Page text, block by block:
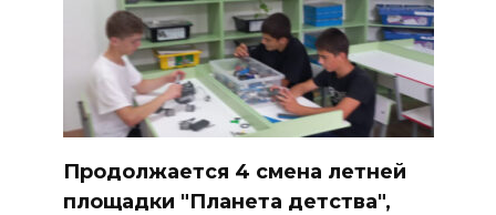
Продолжается 4 смена летней
площадки "Планета детства",